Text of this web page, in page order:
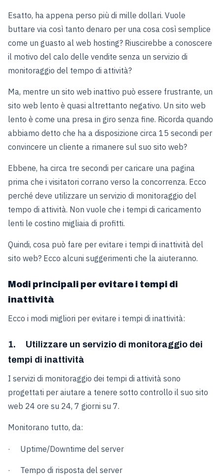
Esatto, ha appena perso più di mille dollari. Vuole
buttare via così tanto denaro per una cosa così semplice
come un guasto al web hosting? Riuscirebbe a conoscere
il motivo del calo delle vendite senza un servizio di
monitoraggio del tempo di attività?
Ma, mentre un sito web inattivo può essere frustrante, un
sito web lento è quasi altrettanto negativo. Un sito web
lento è come una presa in giro senza fine. Ricorda quando
abbiamo detto che ha a disposizione circa 15 secondi per
convincere un cliente a rimanere sul suo sito web?
Ebbene, ha circa tre secondi per caricare una pagina
prima che i visitatori corrano verso la concorrenza. Ecco
perché deve utilizzare un servizio di monitoraggio del
tempo di attività. Non vuole che i tempi di caricamento
lenti le costino migliaia di profitti.
Quindi, cosa può fare per evitare i tempi di inattività del
sito web? Ecco alcuni suggerimenti che la aiuteranno.
Modi principali per evitare i tempi di
inattività
Ecco i modi migliori per evitare i tempi di inattività:
1. Utilizzare un servizio di monitoraggio dei
tempi di inattività
I servizi di monitoraggio dei tempi di attività sono
progettati per aiutare a tenere sotto controllo il suo sito
web 24 ore su 24, 7 giorni su 7.
Monitorano tutto, da:
· Uptime/Downtime del server
· Tempo di risposta del server